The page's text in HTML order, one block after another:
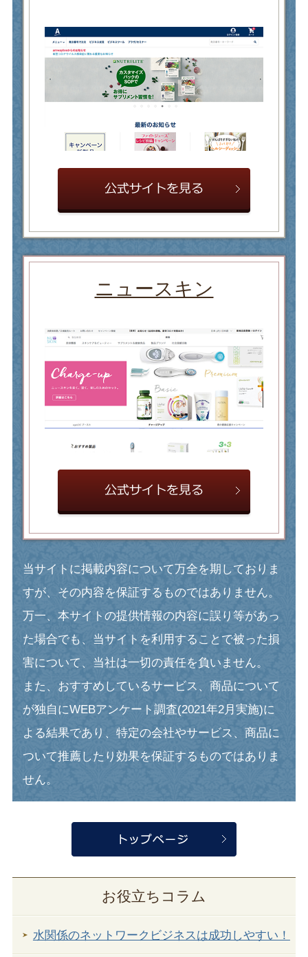
ニュースキン
当サイトに掲載内容について万全を期しておりま
すが、その内容を保証するものではありません。
万一、本サイトの提供情報の内容に誤り等があっ
た場合でも、当サイトを利用することで被った損
害について、当社は一切の責任を負いません。
また、おすすめしているサービス、商品について
が独自にWEBアンケート調査(2021年2月実施)に
よる結果であり、特定の会社やサービス、商品に
ついて推薦したり効果を保証するものではありま
せん。
お役立ちコラム
水関係のネットワークビジネスは成功しやすい！